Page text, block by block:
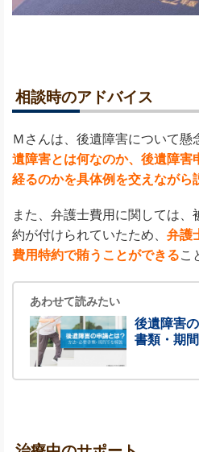
相談時のアドバイス
Ｍさんは、後遺障害について懸
遺障害とは何なのか、後遺障害
経るのかを具体例を交えながら
また、弁護士費用に関しては
約が付けられていたため、 弁護
費用特約で賄うことができるこ
あわせて読みたい
後遺障害
書類・期